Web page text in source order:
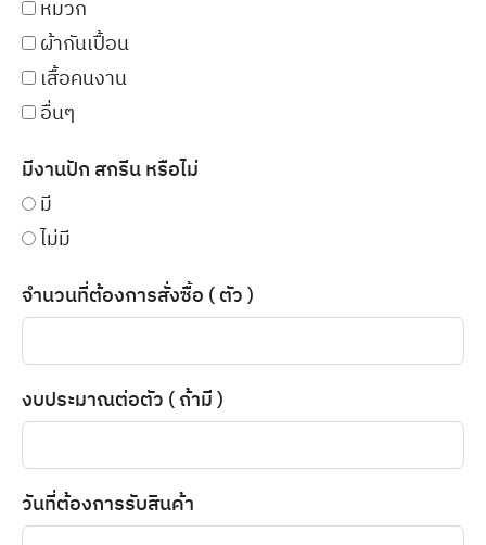
หมวก
ผ้ากันเปื้อน
เสื้อคนงาน
อื่นๆ
มีงานปัก สกรีน หรือไม่
มี
ไม่มี
จำนวนที่ต้องการสั่งซื้อ ( ตัว )
งบประมาณต่อตัว ( ถ้ามี )
วันที่ต้องการรับสินค้า